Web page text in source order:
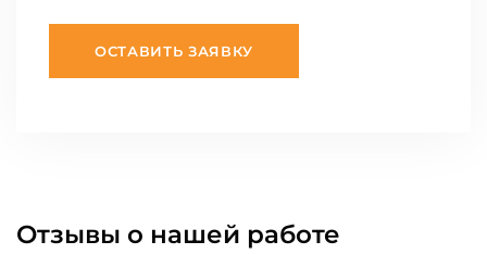
ОСТАВИТЬ ЗАЯВКУ
Отзывы о нашей работе